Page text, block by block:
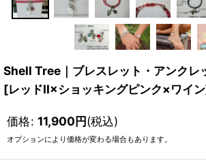
Shell Tree｜ブレスレット・アンクレ
[レッドII×ショッキングピンク×ワイン
価格: 11,900円(税込)
オプションにより価格が変わる場合もあります。